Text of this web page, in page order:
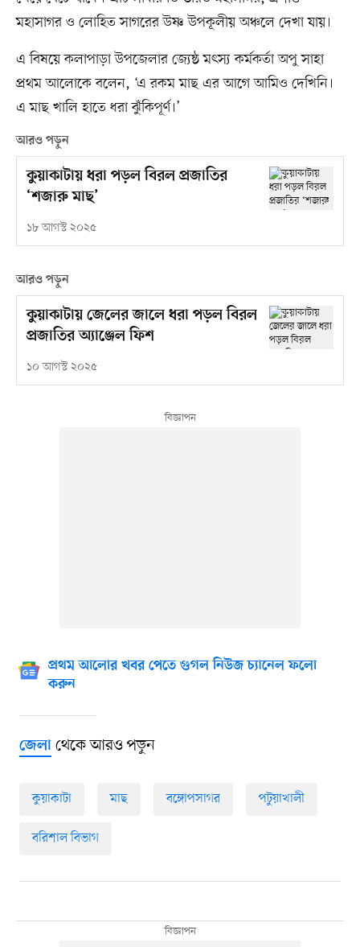
মহাসাগর ও লোহিত সাগরের উষ্ণ উপকূলীয় অঞ্চলে দেখা যায়।
এ বিষয়ে কলাপাড়া উপজেলার জ্যেষ্ঠ মৎস্য কর্মকর্তা অপু সাহা
প্রথম আলোকে বলেন, ‘এ রকম মাছ এর আগে আমিও দেখিনি।
এ মাছ খালি হাতে ধরা ঝুঁকিপূর্ণ।’
আরও পড়ুন
কুয়াকাটায় ধরা পড়ল বিরল প্রজাতির
‘শজারু মাছ’
১৮ আগস্ট ২০২৫
আরও পড়ুন
কুয়াকাটায় জেলের জালে ধরা পড়ল বিরল
প্রজাতির অ্যাঞ্জেল ফিশ
১০ আগস্ট ২০২৫
প্রথম আলোর খবর পেতে গুগল নিউজ চ্যানেল ফলো
করুন
জেলাথেকে আরও পড়ুন
কুয়াকাটা মাছ বঙ্গোপসাগর পটুয়াখালী
বরিশাল বিভাগ